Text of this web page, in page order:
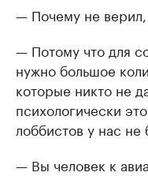
— Почему не верил,
— Потому что для
нужно большое
которые никто не
психологически
лоббистов у нас не
— Вы человек к